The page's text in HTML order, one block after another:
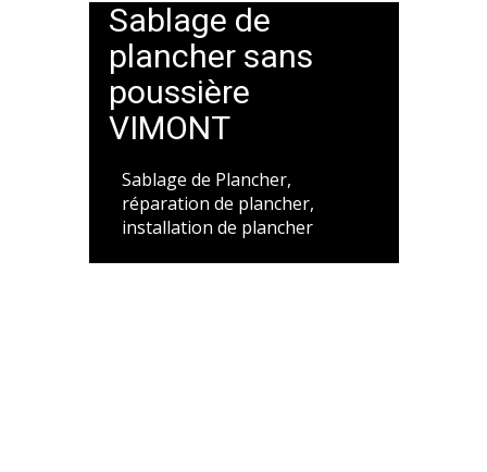
Sablage de
plancher sans
poussière
VIMONT
Sablage de Plancher,
réparation de plancher,
installation de plancher